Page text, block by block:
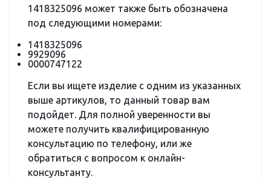
1418325096 может также быть обозначена
под следующими номерами:
1418325096
9929096
0000747122
Если вы ищете изделие с одним из указанных
выше артикулов, то данный товар вам
подойдет. Для полной уверенности вы
можете получить квалифицированную
консультацию по телефону, или же
обратиться с вопросом к онлайн-
консультанту.